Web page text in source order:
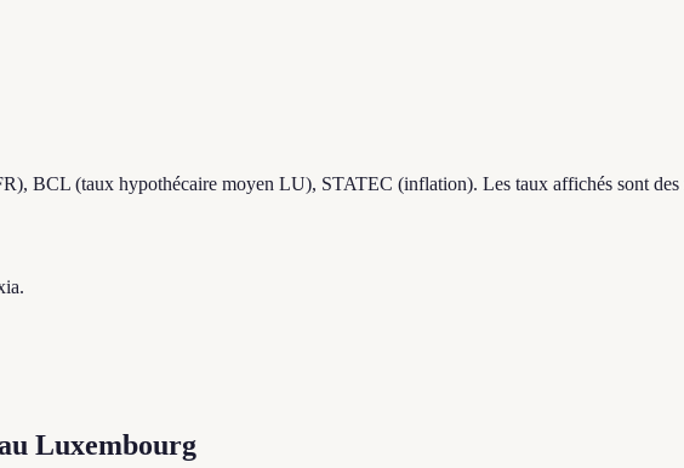
BCL (taux hypothécaire moyen LU), STATEC (inflation). Les taux affichés sont des
Luxembourg